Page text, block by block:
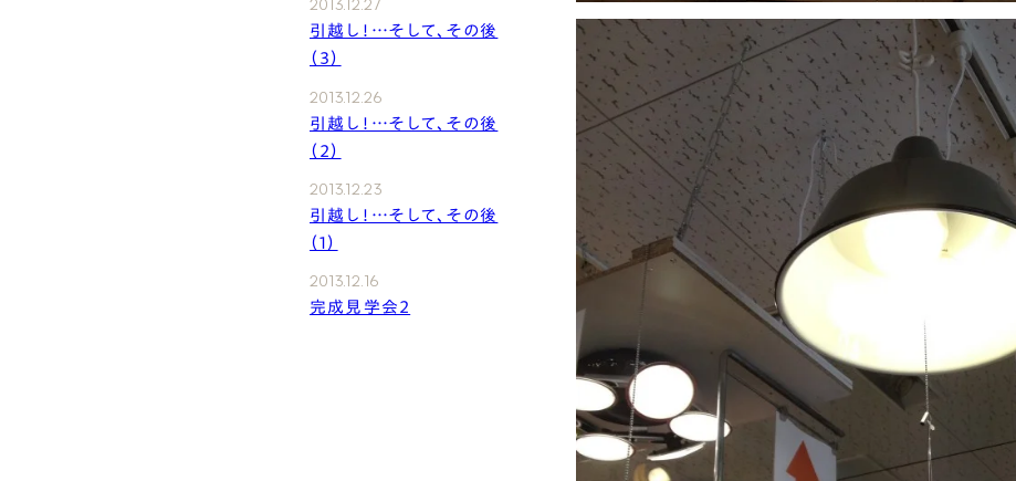
2013.12.27
引越し！…そして、その後
（３）
2013.12.26
引越し！…そして、その後
（２）
2013.12.23
引越し！…そして、その後
（1）
2013.12.16
完成見学会２